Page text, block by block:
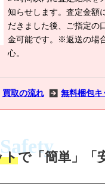
知らせします。査定金額
だきました後、ご指定の
金可能です。※返送の場
心。
買取の流れ 無料梱包キ
査定画像を送信
トで「簡単」「